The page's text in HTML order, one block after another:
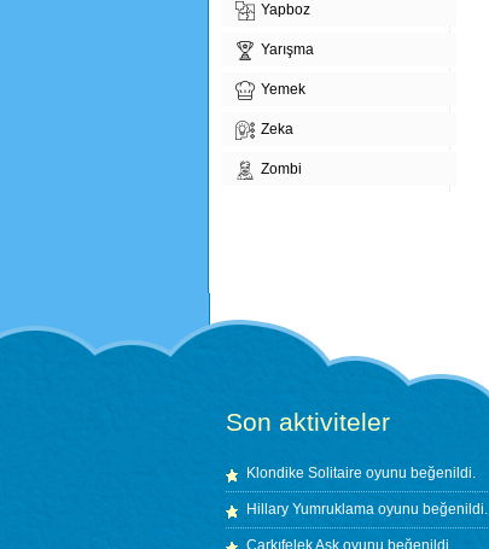
Yapboz
Yarışma
Yemek
Zeka
Zombi
Son aktiviteler
Klondike Solitaire oyunu beğenildi.
Hillary Yumruklama oyunu beğenildi.
Çarkıfelek Aşk oyunu beğenildi.